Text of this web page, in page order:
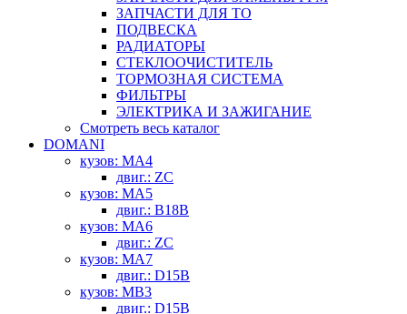
ЗАПЧАСТИ ДЛЯ ТО
ПОДВЕСКА
РАДИАТОРЫ
СТЕКЛООЧИСТИТЕЛЬ
ТОРМОЗНАЯ СИСТЕМА
ФИЛЬТРЫ
ЭЛЕКТРИКА И ЗАЖИГАНИЕ
Смотреть весь каталог
DOMANI
кузов: MA4
двиг.: ZC
кузов: MA5
двиг.: B18B
кузов: MA6
двиг.: ZC
кузов: MA7
двиг.: D15B
кузов: MB3
двиг.: D15B